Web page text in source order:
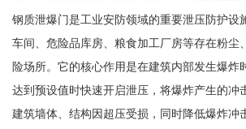
钢质泄爆门是工业安防领域的重要泄压防护设
车间、危险品库房、粮食加工厂房等存在粉尘
险场所。它的核心作用是在建筑内部发生爆炸
达到预设值时快速开启泄压，将爆炸产生的冲
建筑墙体、结构因超压受损，同时降低爆炸冲